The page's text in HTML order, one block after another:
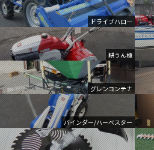
ドライブハロー
耕うん機
グレンコンテナ
バインダー/ハーベスター